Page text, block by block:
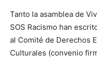
Tanto la asamblea de
SOS Racismo han
al Comité de Derechos
Culturales (convenio